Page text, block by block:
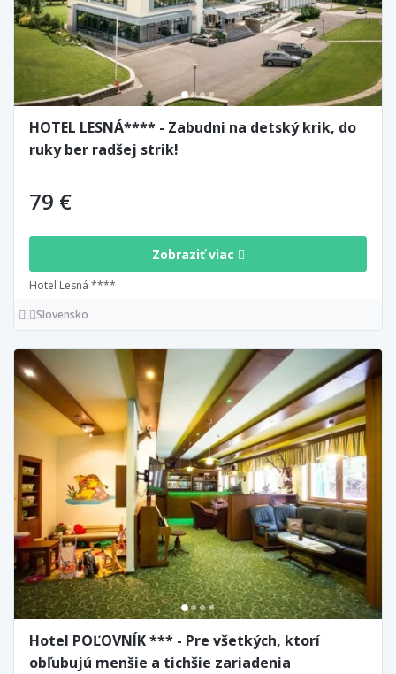
HOTEL LESNÁ**** - Zabudni na detský krik, do
ruky ber radšej strik!
79 €
Zobraziť viac
Hotel Lesná ****
Slovensko
Hotel POĽOVNÍK *** - Pre všetkých, ktorí
obľubujú menšie a tichšie zariadenia